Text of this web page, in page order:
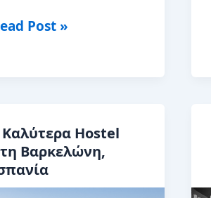
Post »
Καλύτερα Hostel
Βαρκελώνη,